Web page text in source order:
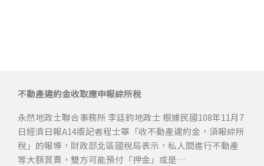
不動產違約金收取應申報綜所稅
永然地政士聯合事務所 李廷鈞地政士 根據民國108年11月7
日經濟日報A14版記者程士華「收不動產違約金，須報綜所
稅」的報導，財政部北區國稅局表示，私人間進行不動產
等大額買賣，雙方可能預付「押金」或是…